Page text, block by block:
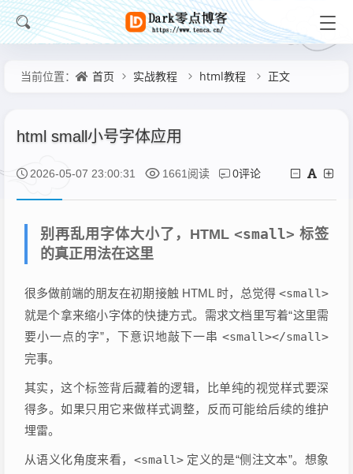
当前位置： 首页 实战教程 html教程 正文
html small小号字体应用
2026-05-07 23:00:31 1661阅读 0评论
别再乱用字体大小了，HTML <small> 标签
的真正用法在这里
很多做前端的朋友在初期接触 HTML 时，总觉得 <small>
就是个拿来缩小字体的快捷方式。需求文档里写着“这里需
要小一点的字”，下意识地敲下一串 <small></small>
完事。
其实，这个标签背后藏着的逻辑，比单纯的视觉样式要深
得多。如果只用它来做样式调整，反而可能给后续的维护
埋雷。
从语义化角度来看， <small>定义的是“侧注文本”。想象